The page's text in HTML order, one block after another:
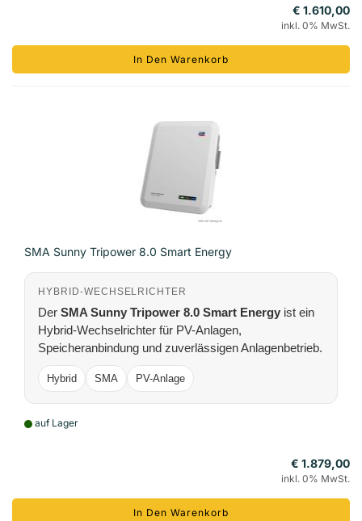
€ 1.610,00
inkl. 0% MwSt.
In Den Warenkorb
SMA Sunny Tripower 8.0 Smart Energy
HYBRID-WECHSELRICHTER
Der SMA Sunny Tripower 8.0 Smart Energy ist ein
Hybrid-Wechselrichter für PV-Anlagen,
Speicheranbindung und zuverlässigen Anlagenbetrieb.
Hybrid SMA PV-Anlage
auf Lager
€ 1.879,00
inkl. 0% MwSt.
In Den Warenkorb